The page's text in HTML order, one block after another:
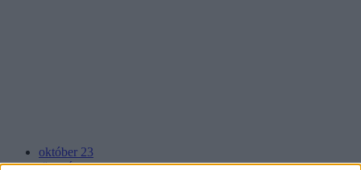
október 23
tüntetés